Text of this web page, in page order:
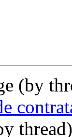
(by